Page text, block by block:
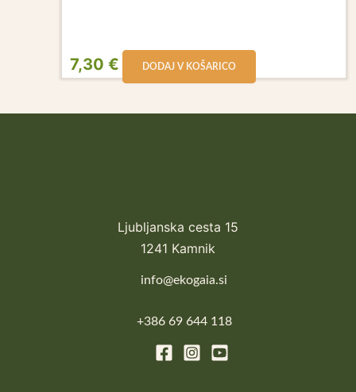
7,30€ DODAJ V KOŠARICO
Ljubljanska cesta 15
1241 Kamnik
info@ekogaia.si
+386 69 644 118